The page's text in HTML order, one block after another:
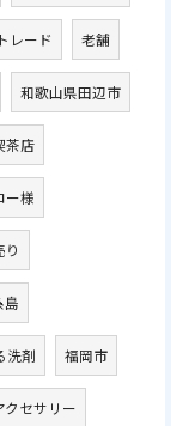
レード 老舗
和歌山県田辺市
茶店
ー様
り
島
洗剤 福岡市
クセサリー